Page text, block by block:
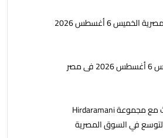
6 أغسطس 2026
رئيس هيئة الاستثمار يبحث مع مجموعة Hirdaramani